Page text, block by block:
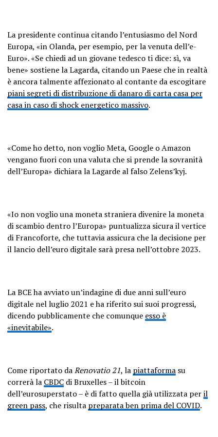
La presidente continua citando l’entusiasmo del Nord
Europa, «in Olanda, per esempio, per la venuta dell’e-
Euro». «Se chiedi ad un giovane tedesco ti dice: sì, va
bene» sostiene la Lagarda, citando un Paese che in realtà
è ancora talmente affezionato al contante da escogitare
piani segreti di distribuzione di danaro di carta casa per
casa in caso di shock energetico massivo.
«Come ho detto, non voglio Meta, Google o Amazon
vengano fuori con una valuta che si prende la sovranità
dell’Europa» dichiara la Lagarde al falso Zelens’kyj.
«Io non voglio una moneta straniera divenire la moneta
di scambio dentro l’Europa» puntualizza sicura il vertice
di Francoforte, che tuttavia assicura che la decisione per
il lancio dell’euro digitale sarà presa nell’ottobre 2023.
La BCE ha avviato un’indagine di due anni sull’euro
digitale nel luglio 2021 e ha riferito sui suoi progressi,
dicendo pubblicamente che comunque esso è
«inevitabile».
Come riportato daRenovatio 21, la piattaforma su
correrà la CBDC di Bruxelles – il bitcoin
dell’eurosuperstato – è di fatto quella già utilizzata peril
green pass, che risulta preparata ben prima del COVID.